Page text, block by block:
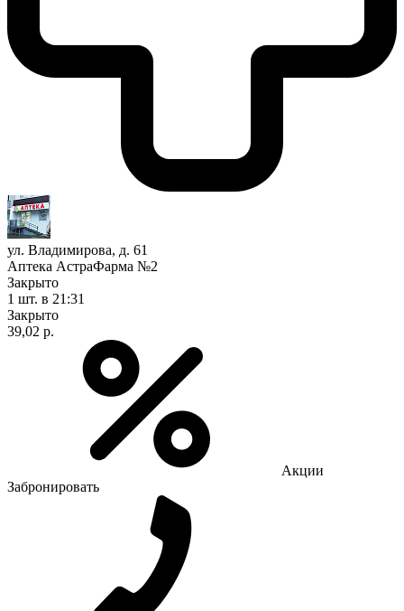
ул. Владимирова, д. 61
Аптека АстраФарма №2
Закрыто
1 шт. в 21:31
Закрыто
39,02 р.
Акции
Забронировать